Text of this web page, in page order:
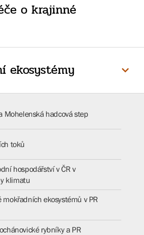
o krajinné
ekosystémy
Mohelenská hadcová step
toků
hospodářství v ČR v
klimatu
mokřadních ekosystémů v PR
rybníky a PR